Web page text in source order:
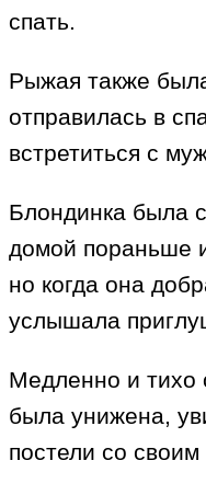
спать.
Рыжая также
отправилась в
встретиться с
Блондинка была
домой пораньше
но когда она
услышала
Медленно и тихо
была унижена,
постели со